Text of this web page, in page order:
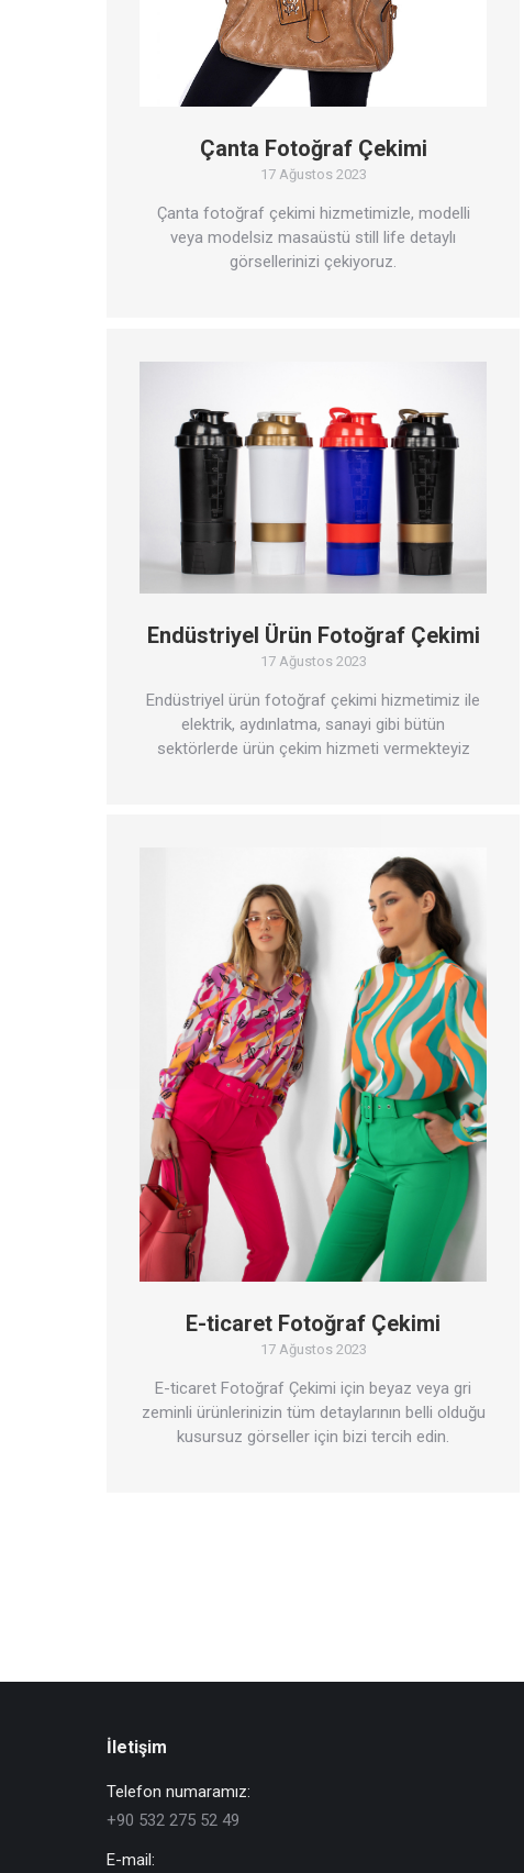
Çanta Fotoğraf Çekimi
17 Ağustos 2023
Çanta fotoğraf çekimi hizmetimizle, modelli
veya modelsiz masaüstü still life detaylı
görsellerinizi çekiyoruz.
Endüstriyel Ürün Fotoğraf Çekimi
17 Ağustos 2023
Endüstriyel ürün fotoğraf çekimi hizmetimiz ile
elektrik, aydınlatma, sanayi gibi bütün
sektörlerde ürün çekim hizmeti vermekteyiz
E-ticaret Fotoğraf Çekimi
17 Ağustos 2023
E-ticaret Fotoğraf Çekimi için beyaz veya gri
zeminli ürünlerinizin tüm detaylarının belli olduğu
kusursuz görseller için bizi tercih edin.
İletişim
Telefon numaramız:
+90 532 275 52 49
E-mail: